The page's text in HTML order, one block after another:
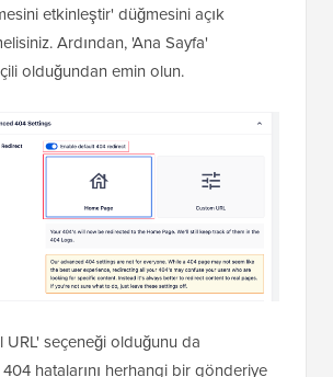
etkinleştir' düğmesini açık
Ardından, 'Ana Sayfa'
olduğundan emin olun.
URL' seçeneği olduğunu da
404 hatalarını herhangi bir gönderiye